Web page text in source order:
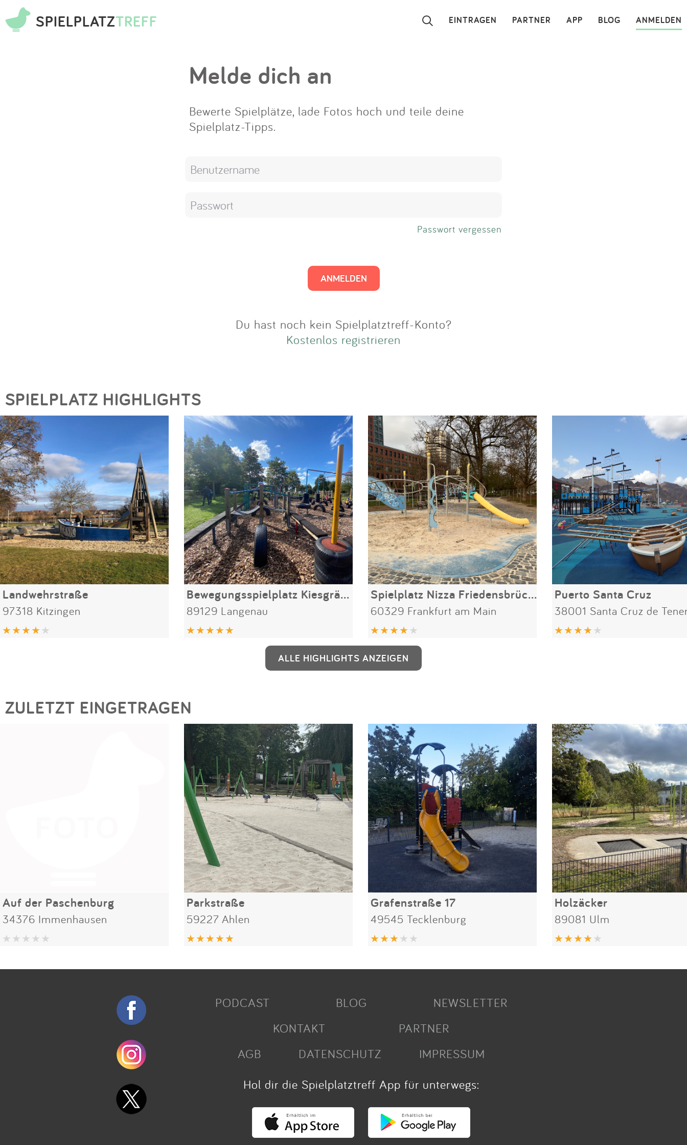
SPIELPLATZTREFF ANMELDEN
BLOG
APP
PARTNER
EINTRAGEN ×
App
Anmelden
Melde dich an
Bewerte Spielplätze, lade Fotos hoch und teile deine
Spielplatz-Tipps.
Passwort vergessen
Du hast noch kein Spielplatztreff-Konto?
Kostenlos registrieren
SPIELPLATZ HIGHLIGHTS
Landwehrstraße
97318 Kitzingen
Bewegungsspielplatz Kiesgräble
89129 Langenau
Spielplatz Nizza Friedensbrücke
60329 Frankfurt am Main
Puerto Santa Cruz
38001 Santa Cruz de
ALLE HIGHLIGHTS ANZEIGEN
ZULETZT EINGETRAGEN
Auf der Paschenburg
34376 Immenhausen
Parkstraße
59227 Ahlen
Grafenstraße 17
49545 Tecklenburg
Holzäcker
89081 Ulm
PODCAST BLOG
NEWSLETTER
KONTAKT
PARTNER
AGB
DATENSCHUTZ
IMPRESSUM
Hol dir die Spielplatztreff App für unterwegs: